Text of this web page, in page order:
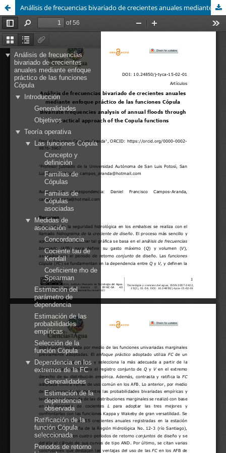
Análisis de frecuencias bivariado de crecientes anuales mediante enfoque práctico de las funciones Cópula